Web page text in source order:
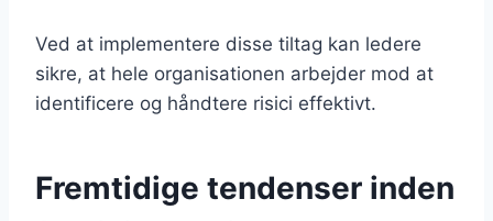
Ved at implementere disse tiltag kan ledere
sikre, at hele organisationen arbejder mod at
identificere og håndtere risici effektivt.
Fremtidige tendenser inden